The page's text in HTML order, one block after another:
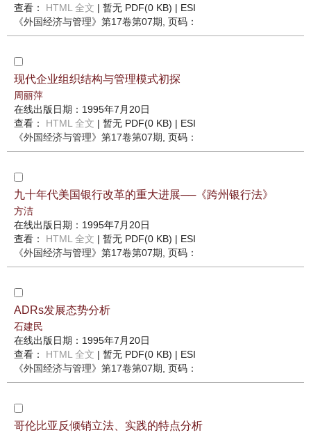
查看： HTML 全文 | 暂无 PDF(0 KB) | ESI
《外国经济与管理》 第17卷第07期 , 页码：
现代企业组织结构与管理模式初探
周丽萍
在线出版日期：1995年7月20日
查看： HTML 全文 | 暂无 PDF(0 KB) | ESI
《外国经济与管理》 第17卷第07期 , 页码：
九十年代美国银行改革的重大进展──《跨州银行法》
方洁
在线出版日期：1995年7月20日
查看： HTML 全文 | 暂无 PDF(0 KB) | ESI
《外国经济与管理》 第17卷第07期 , 页码：
ADRs发展态势分析
石建民
在线出版日期：1995年7月20日
查看： HTML 全文 | 暂无 PDF(0 KB) | ESI
《外国经济与管理》 第17卷第07期 , 页码：
哥伦比亚反倾销立法、实践的特点分析